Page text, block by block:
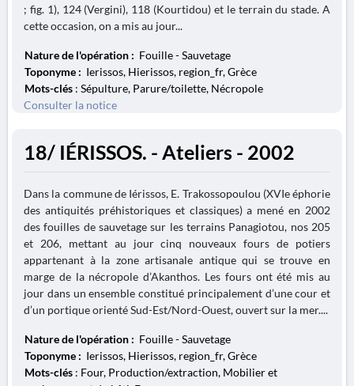
; fig. 1), 124 (Vergini), 118 (Kourtidou) et le terrain du stade. A
cette occasion, on a mis au jour...
Nature de l'opération : Fouille - Sauvetage
Toponyme : Ierissos, Hierissos, region_fr, Grèce
Mots-clés : Sépulture, Parure/toilette, Nécropole
Consulter la notice
18/ IÉRISSOS. - Ateliers - 2002
Dans la commune de Iérissos, E. Trakossopoulou (XVIe éphorie
des antiquités préhistoriques et classiques) a mené en 2002
des fouilles de sauvetage sur les terrains Panagiotou, nos 205
et 206, mettant au jour cinq nouveaux fours de potiers
appartenant à la zone artisanale antique qui se trouve en
marge de la nécropole d’Akanthos. Les fours ont été mis au
jour dans un ensemble constitué principalement d’une cour et
d’un portique orienté Sud-Est/Nord-Ouest, ouvert sur la mer....
Nature de l'opération : Fouille - Sauvetage
Toponyme : Ierissos, Hierissos, region_fr, Grèce
Mots-clés : Four, Production/extraction, Mobilier et